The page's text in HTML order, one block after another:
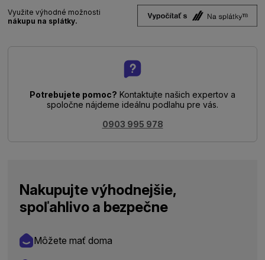
Využite výhodné možnosti
nákupu na splátky.
Potrebujete pomoc? Kontaktujte našich expertov a
spoločne nájdeme ideálnu podlahu pre vás.
0903 995 978
Nakupujte výhodnejšie,
spoľahlivo a bezpečne
Môžete mať doma